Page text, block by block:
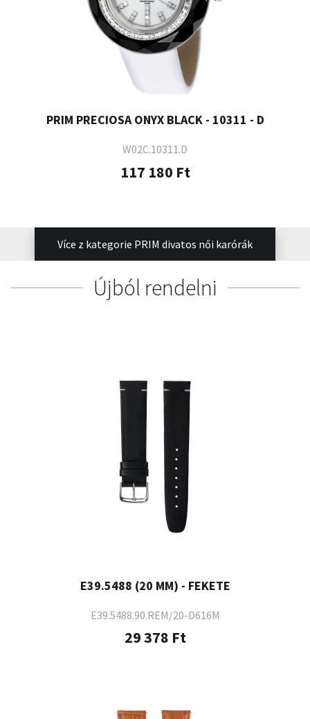
PRIM PRECIOSA ONYX BLACK - 10311 - D
W02C.10311.D
117 180 Ft
Více z kategorie PRIM divatos női karórák
Újból rendelni
E39.5488 (20 MM) - FEKETE
E39.5488.90.REM/20-D616M
29 378 Ft